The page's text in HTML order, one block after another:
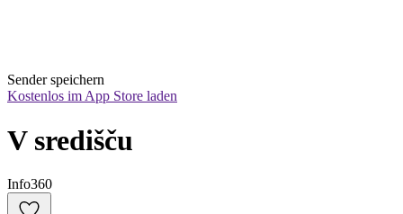
Sender speichern
Kostenlos im App Store laden
V središču
Info360